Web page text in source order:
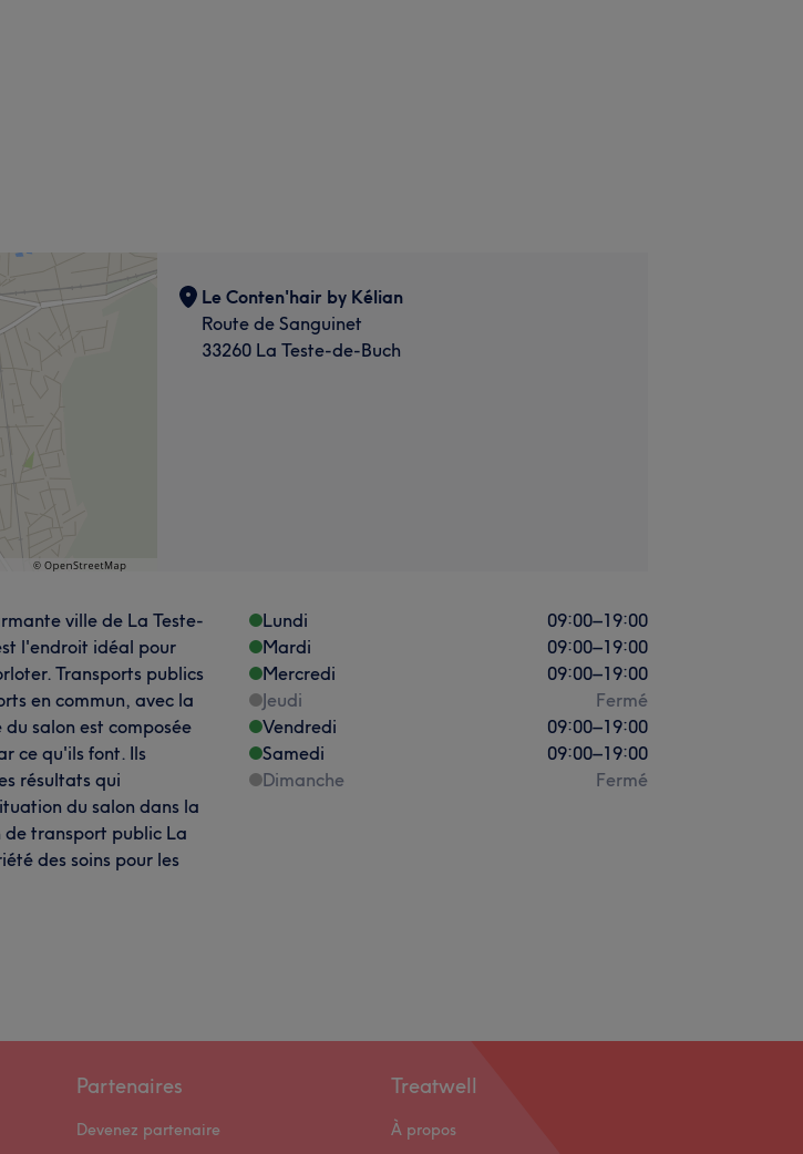
Le Conten'hair by Kélian
Route de Sanguinet
33260 La Teste-de-Buch
ville de La Teste-
l'endroit idéal pour
Transports publics
en commun, avec la
salon est composée
ce qu'ils font. Ils
résultats qui
du salon dans la
de transport public La
des soins pour les
Lundi 09:00–19:00
Mardi
09:00–19:00
Mercredi
09:00–19:00
Jeudi
Fermé
Vendredi
09:00–19:00
Samedi
09:00–19:00
Dimanche
Fermé
Partenaires
Devenez partenaire
Treatwell
À propos